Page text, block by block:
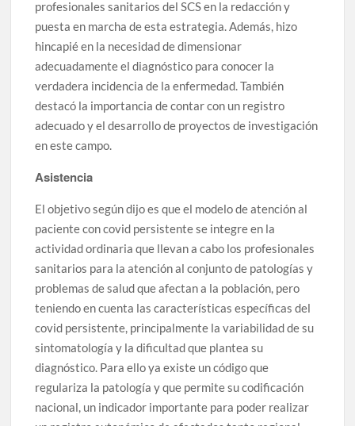
profesionales sanitarios del SCS en la redacción y
puesta en marcha de esta estrategia. Además, hizo
hincapié en la necesidad de dimensionar
adecuadamente el diagnóstico para conocer la
verdadera incidencia de la enfermedad. También
destacó la importancia de contar con un registro
adecuado y el desarrollo de proyectos de investigación
en este campo.
Asistencia
El objetivo según dijo es que el modelo de atención al
paciente con covid persistente se integre en la
actividad ordinaria que llevan a cabo los profesionales
sanitarios para la atención al conjunto de patologías y
problemas de salud que afectan a la población, pero
teniendo en cuenta las características específicas del
covid persistente, principalmente la variabilidad de su
sintomatología y la dificultad que plantea su
diagnóstico. Para ello ya existe un código que
regulariza la patología y que permite su codificación
nacional, un indicador importante para poder realizar